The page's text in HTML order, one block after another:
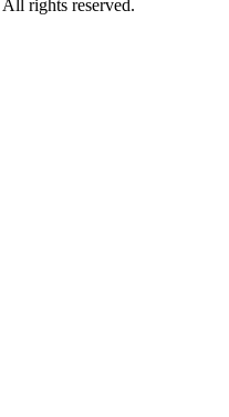
rights reserved.